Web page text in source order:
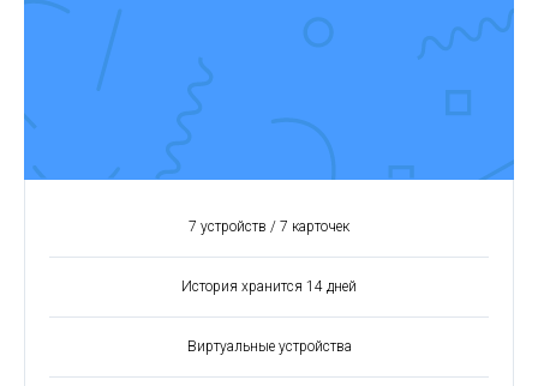
7 устройств / 7 карточек
История хранится 14 дней
Виртуальные устройства